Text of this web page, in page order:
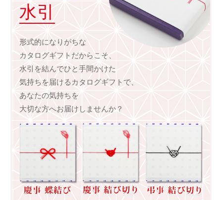
水引
形式的になりがちな
カタログギフトだからこそ、
水引を結んでひと手間かけた
気持ちを届けるカタログギフトで、
あなたの気持ちを
大切な方へお届けしませんか？